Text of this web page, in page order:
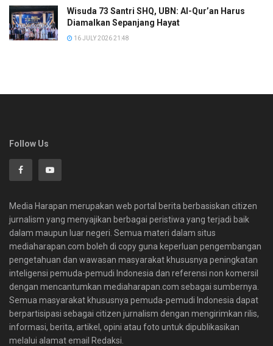
Wisuda 73 Santri SHQ, UBN: Al-Qur’an Harus
Diamalkan Sepanjang Hayat
16 JULY 2026 21:48
Follow Us
Media Harapan merupakan web portal berita berbasiskan citizen
jurnalism yang menyajikan berbagai peristiwa yang terjadi baik
dalam maupun luar negeri. Semua materi dalam situs
mediaharapan.com boleh di copy guna keperluan pengembangan
pengetahuan dan wawasan masyarakat khususnya peningkatan
inteligensi pemuda-pemudi Indonesia dan referensi non komersil
dengan mencantumkan mediaharapan.com sebagai sumbernya.
Semua masyarakat khususnya pemuda-pemudi Indonesia dapat
berpartisipasi sebagai citizen jurnalism dengan mengirimkan rilis,
informasi, berita, artikel, opini atau foto untuk dipublikasikan
melalui alamat email Redaksi.